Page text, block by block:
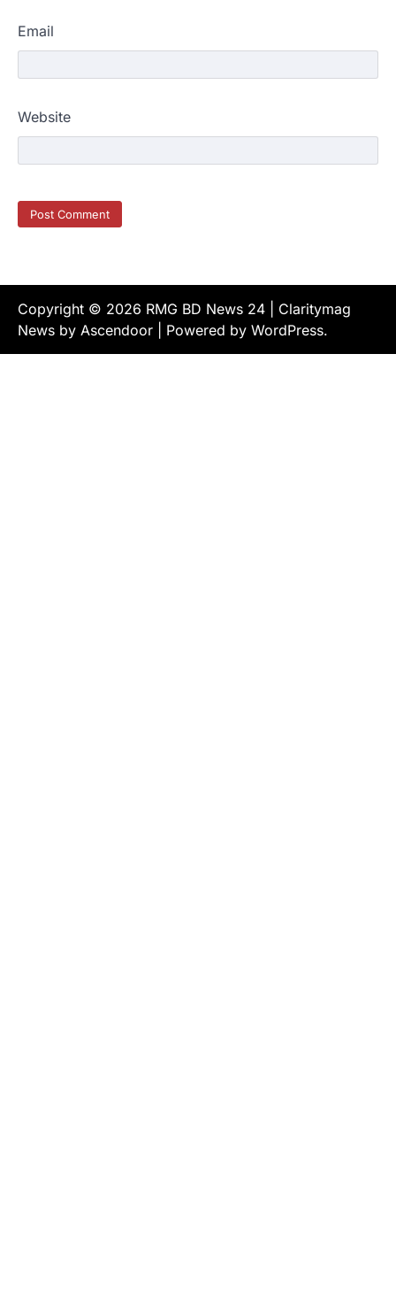
Email
Website
Copyright © 2026 RMG BD News 24 | Claritymag
News by Ascendoor | Powered by WordPress.